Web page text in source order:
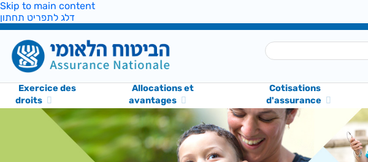
Skip to main content
דלג לתפריט תחתון
Exercice des
droits
Allocations et
avantages
Cotisations
d'assurance